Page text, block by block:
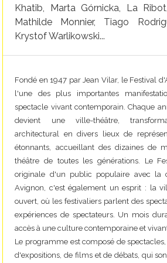
Khatib, Marta Górnicka, La
Mathilde Monnier, Tiago
Krystof Warlikowski...
Fondé en 1947 par Jean Vilar, le Festival
l'une des plus importantes
spectacle vivant contemporain. Chaque
devient une ville-théâtre,
architectural en divers lieux de
étonnants, accueillant des dizaines de
théâtre de toutes les générations. Le
originale d'un public populaire avec la
Avignon, c'est également un esprit : la
ouvert, où les festivaliers parlent des
expériences de spectateurs. Un mois
accès à une culture contemporaine et
Le programme est composé de
d'expositions, de films et de débats, qui